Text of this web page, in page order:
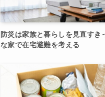
防災は家族と暮らしを見直すき
な家で在宅避難を考える